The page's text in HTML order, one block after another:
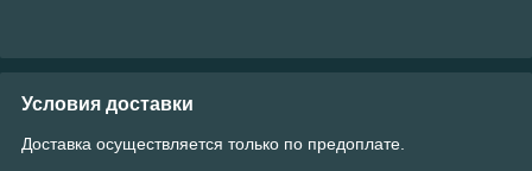
Условия доставки
Доставка осуществляется только по предоплате.